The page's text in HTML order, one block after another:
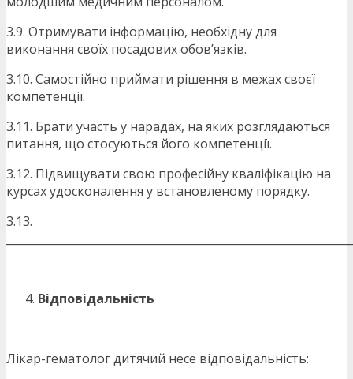
3.9. Отримувати інформацію, необхідну для
виконання своїх посадових обов’язків.
3.10. Самостійно приймати рішення в межах своєї
компетенції.
3.11. Брати участь у нарадах, на яких розглядаються
питання, що стосуються його компетенції.
3.12. Підвищувати свою професійну кваліфікацію на
курсах удосконалення у встановленому порядку.
3.13.
Відповідальність
Лікар-гематолог дитячий несе відповідальність: